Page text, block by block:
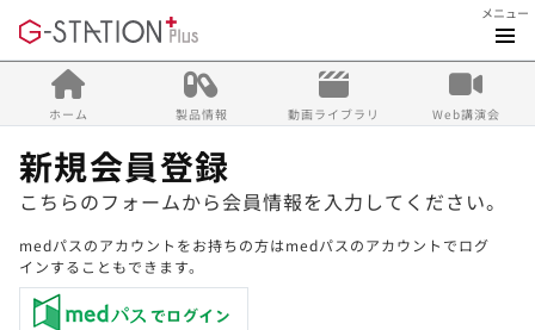
メニュー
ホーム 製品情報 動画ライブラリ Web講演会
新規会員登録
こちらのフォームから会員情報を入力してください。
medパスのアカウントをお持ちの方はmedパスのアカウントでログ
インすることもできます。